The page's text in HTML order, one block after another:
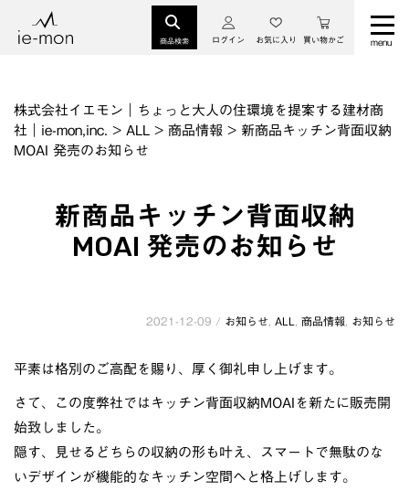
商品検索 ログイン お気に入り 買い物かご
株式会社イエモン｜ちょっと大人の住環境を提案する建材商
社｜ie-mon,inc. > ALL > 商品情報 > 新商品キッチン背面収納
MOAI 発売のお知らせ
新商品キッチン背面収納
MOAI 発売のお知らせ
2021-12-09 / お知らせ ALL 商品情報 お知らせ
平素は格別のご高配を賜り、厚く御礼申し上げます。
さて、この度弊社ではキッチン背面収納MOAIを新たに販売開
始致しました。
隠す、見せるどちらの収納の形も叶え、スマートで無駄のな
いデザインが機能的なキッチン空間へと格上げします。